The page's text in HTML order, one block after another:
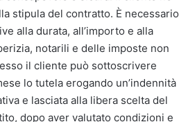
stipula del contratto. È necessario
alla durata, all’importo e alla
notarili e delle imposte non
il cliente può sottoscrivere
lo tutela erogando un’indennità
e lasciata alla libera scelta del
dopo aver valutato condizioni e